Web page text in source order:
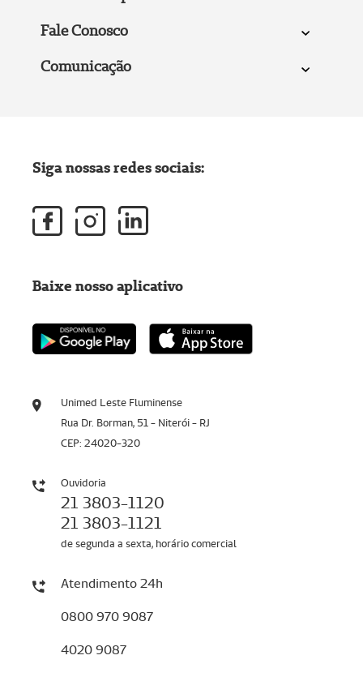
Fale Conosco
Comunicação
Unimed Leste Fluminense
Rua Dr. Borman, 51 - Niterói - RJ
CEP: 24020-320
Ouvidoria
21 3803-1120
21 3803-1121
de segunda a sexta, horário comercial
Atendimento 24h
0800 970 9087
4020 9087
Siga nossas redes sociais:
Baixe nosso aplicativo